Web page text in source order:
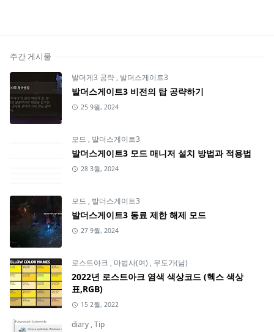
주간 게시물
발더게3 공략 , 발더스게이트3
발더스게이트3 비전의 탑 공략하기
25 9월, 2024
모드 , 발더스게이트3
발더스게이트3 모드 매니저 설치 방법과 적용법
28 3월, 2024
모드 , 발더스게이트3
발더스게이트3 동료 제한 해제 모드
27 9월, 2024
로스트아크 , 마법사(여) , 무도가(남)
2022년 로스트아크 염색 색상코드 (헥스 색상
표,RGB)
15 2월, 2022
diary ,Tip